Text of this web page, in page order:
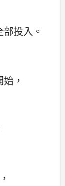
投入。
，